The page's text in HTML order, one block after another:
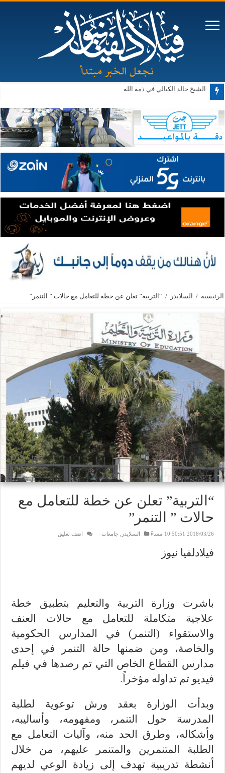
الشيخ خالد الكيالي في ذمة الله
الرئيسية / السلايدر / “التربية” تعلن عن خطة للتعامل مع حالات ” التنمر”
“التربية” تعلن عن خطة للتعامل مع
حالات ” التنمر”
2018/03/26 10:50:51 مساءً السلايدر جامعات اضف تعليق
فيلادلفيا نيوز
باشرت وزارة التربية والتعليم بتطبيق خطة
علاجية متكاملة للتعامل مع حالات العنف
والاستقواء (التنمر) في المدارس الحكومية
والخاصة، ومن ضمنها حالة التنمر في إحدى
مدارس القطاع الخاص التي تم رصدها في فيلم
فيديو تم تداوله مؤخراً.
وبدأت الوزارة بعقد ورش توعوية لطلبة
المدرسة حول التنمر، ومفهومه، وأساليبه،
وأشكاله، وطرق الحد منه، وآليات التعامل مع
الطلبة المتنمرين والمتنمر عليهم، من خلال
أنشطة تدريبية تهدف إلى زيادة الوعي لديهم